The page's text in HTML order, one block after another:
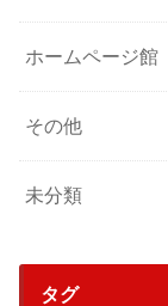
ホームページ館
その他
未分類
タグ